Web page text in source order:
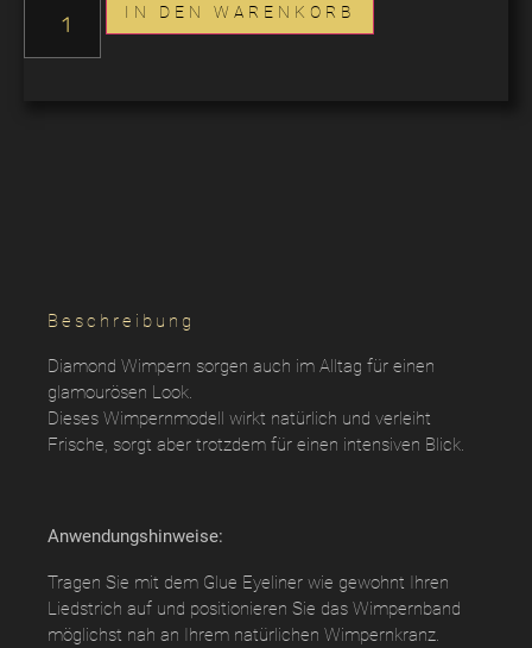
IN DEN WARENKORB
Beschreibung
Diamond Wimpern sorgen auch im Alltag für einen
glamourösen Look.
Dieses Wimpernmodell wirkt natürlich und verleiht
Frische, sorgt aber trotzdem für einen intensiven Blick.
Anwendungshinweise:
Tragen Sie mit dem Glue Eyeliner wie gewohnt Ihren
Liedstrich auf und positionieren Sie das Wimpernband
möglichst nah an Ihrem natürlichen Wimpernkranz.